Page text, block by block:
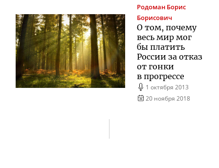
Родоман Борис
Борисович
О том, почему
весь мир мог
бы платить
России за отказ
от гонки
в прогрессе
1 октября 2013
20 ноября 2018